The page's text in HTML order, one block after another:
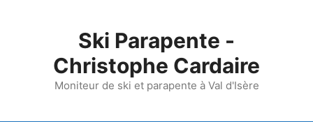
Ski Parapente -
Christophe Cardaire
Moniteur de ski et parapente à Val d'Isère